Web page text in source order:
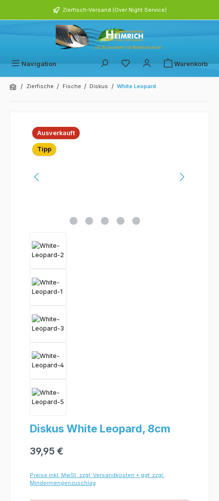
Zierfisch-Versand (Over Night Service)
Navigation Warenkorb
/ Zierfische / Fische / Diskus / White Leopard
Bildergalerie überspringen
Ausverkauft
Tipp
Diskus White Leopard, 8cm
39,95 €
Preise inkl. MwSt. zzgl. Versandkosten + ggf. zzgl.
Mindermengenzuschlag